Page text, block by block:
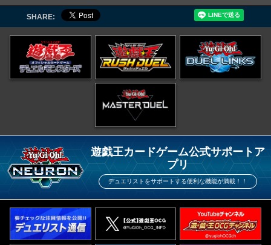
SHARE:
遊戯王カードゲーム公式サポートア
プリ
デュエリストをサポートする便利な機能が満載！！